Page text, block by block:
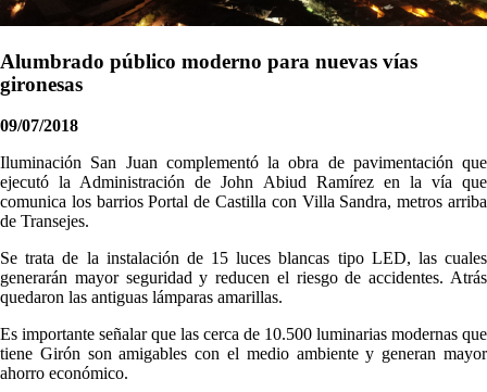
Alumbrado público moderno para nuevas vías
gironesas
09/07/2018
​Iluminación San Juan complementó la obra de pavimentación que
ejecutó la Administración de John Abiud Ramírez en la vía que
comunica los barrios Portal de Castilla con Villa Sandra, metros arriba
de Transejes.
Se trata de la instalación de 15 luces blancas tipo LED, las cuales
generarán mayor seguridad y reducen el riesgo de accidentes. Atrás
quedaron las antiguas lámparas amarillas.
Es importante señalar que las cerca de 10.500 luminarias modernas que
tiene Girón son amigables con el medio ambiente y generan mayor
ahorro económico. ​